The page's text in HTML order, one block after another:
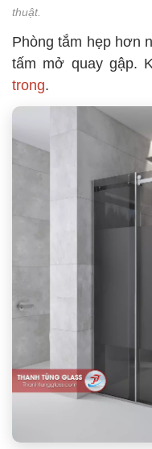
thuật.
Phòng tắm hẹp hơn
tấm mở quay gập.
trong.